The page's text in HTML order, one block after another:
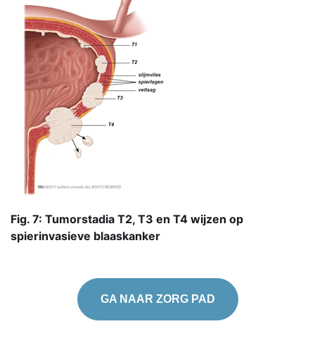
Fig. 7: Tumorstadia T2, T3 en T4 wijzen op
spierinvasieve blaaskanker
GA NAAR ZORG PAD